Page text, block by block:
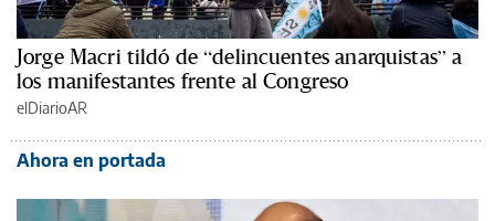
Jorge Macri tildó de “delincuentes anarquistas” a
los manifestantes frente al Congreso
elDiarioAR
Ahora en portada